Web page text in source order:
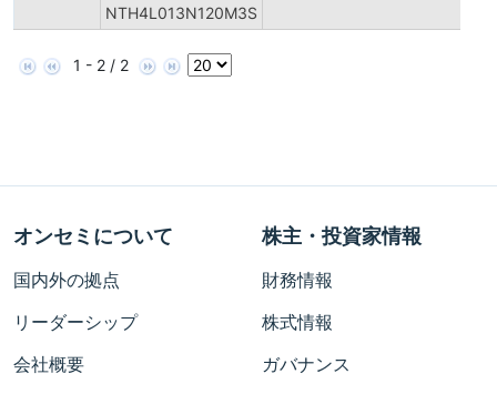
NTH4L013N120M3S
1 - 2 / 2
オンセミについて
国内外の拠点
リーダーシップ
会社概要
株主・投資家情報
財務情報
株式情報
ガバナンス